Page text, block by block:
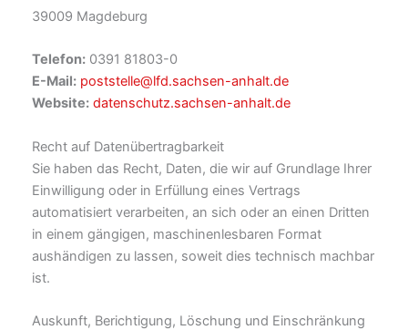
39009 Magdeburg
Telefon:0391 81803-0
E-Mail: poststelle@lfd.sachsen-anhalt.de
Website: datenschutz.sachsen-anhalt.de
Recht auf Datenübertragbarkeit
Sie haben das Recht, Daten, die wir auf Grundlage Ihrer
Einwilligung oder in Erfüllung eines Vertrags
automatisiert verarbeiten, an sich oder an einen Dritten
in einem gängigen, maschinenlesbaren Format
aushändigen zu lassen, soweit dies technisch machbar
ist.
Auskunft, Berichtigung, Löschung und Einschränkung